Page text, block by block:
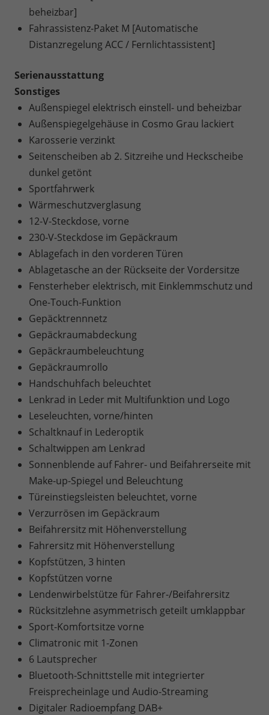
beheizbar]
Fahrassistenz-Paket M [Automatische
Distanzregelung ACC / Fernlichtassistent]
Serienausstattung
Sonstiges
Außenspiegel elektrisch einstell- und beheizbar
Außenspiegelgehäuse in Cosmo Grau lackiert
Karosserie verzinkt
Seitenscheiben ab 2. Sitzreihe und Heckscheibe
dunkel getönt
Sportfahrwerk
Wärmeschutzverglasung
12-V-Steckdose, vorne
230-V-Steckdose im Gepäckraum
Ablagefach in den vorderen Türen
Ablagetasche an der Rückseite der Vordersitze
Fensterheber elektrisch, mit Einklemmschutz und
One-Touch-Funktion
Gepäcktrennnetz
Gepäckraumabdeckung
Gepäckraumbeleuchtung
Gepäckraumrollo
Handschuhfach beleuchtet
Lenkrad in Leder mit Multifunktion und Logo
Leseleuchten, vorne/hinten
Schaltknauf in Lederoptik
Schaltwippen am Lenkrad
Sonnenblende auf Fahrer- und Beifahrerseite mit
Make-up-Spiegel und Beleuchtung
Türeinstiegsleisten beleuchtet, vorne
Verzurrösen im Gepäckraum
Beifahrersitz mit Höhenverstellung
Fahrersitz mit Höhenverstellung
Kopfstützen, 3 hinten
Kopfstützen vorne
Lendenwirbelstütze für Fahrer-/Beifahrersitz
Rücksitzlehne asymmetrisch geteilt umklappbar
Sport-Komfortsitze vorne
Climatronic mit 1-Zonen
6 Lautsprecher
Bluetooth-Schnittstelle mit integrierter
Freisprecheinlage und Audio-Streaming
Digitaler Radioempfang DAB+